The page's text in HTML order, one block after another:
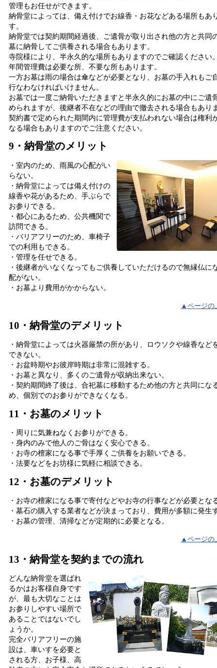
管理もお任せができます。
納骨堂によっては、備え付けでお線香・お花などある場所もあ
す。
納骨堂では契約期間経過後、ご遺骨が取り出され他の方と共同
墓に納骨してご供養される場合もあります。
寺院様により、半永久的な場所もありますのでご確認ください
年間管理費は必要な所、不要な所もあります。
一方お墓は雨の場合は傘などが必要となり、お墓の手入れもご
行なわなければいけません。
お墓では一度ご納骨いただきますと半永久的にお墓の中にご遺
められますが、後継者不在などの理由で撤去される場合もあり
契約書で定められた期間内に管理費が支払われない場合は権利
なる場合もありますのでご注意ください。
9・納骨堂のメリット
・室内のため、雨風の心配がい
らない。
・納骨堂によっては備え付けの
線香や花があるため、手ぶらで
お参りできる。
・都心にあるため、公共機関で
訪問できる。
・バリアフリーのため、車椅子
での利用もできる。
・管理を任せできる。
・後継者がいなくなってもご供養していただけるので無縁仏に
配がない。
・お墓より費用がかからない。
▲ページの
10・納骨堂のデメリット
・納骨堂によっては火器厳禁の所があり、ロウソクや線香など
できない。
・お盆時期やお彼岸時期は非常に混雑する。
・お墓と異なり、多くのご遺骨が収納出来ない。
・契約期間終了後は、合祀墓に移動するため他の方と共同にな
め、個別でのお参りができなくなる。
11・お墓のメリット
・周りに気兼ねなくお参りができる。
・身内のみで他人のご骨はなく安心できる。
・お寺の檀家になる事で手厚くご供養をお願いできる。
・法要などをお坊様に気軽に相談できる。
12・お墓のデメリット
・お寺の檀家になる事で寄付などやお寺の行事などが必要とな
・墓石の購入する業者などが決まっており、費用が多額に発生
・お墓の管理、清掃などが定期的に必要となる。
▲ページの
13・納骨堂を契約までの流れ
どんな納骨堂を選ばれ
るかはお客様自身です
が、最も大切なことは
お参りしやすい場所で
あることではないでし
ょうか。
完全バリアフリーの施
設は、車いすを必要と
される方、お子様、高